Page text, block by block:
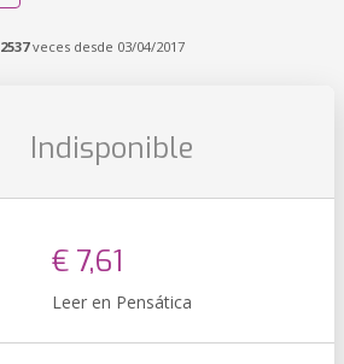
2537veces desde 03/04/2017
Indisponible
€ 7,61
Leer en Pensática